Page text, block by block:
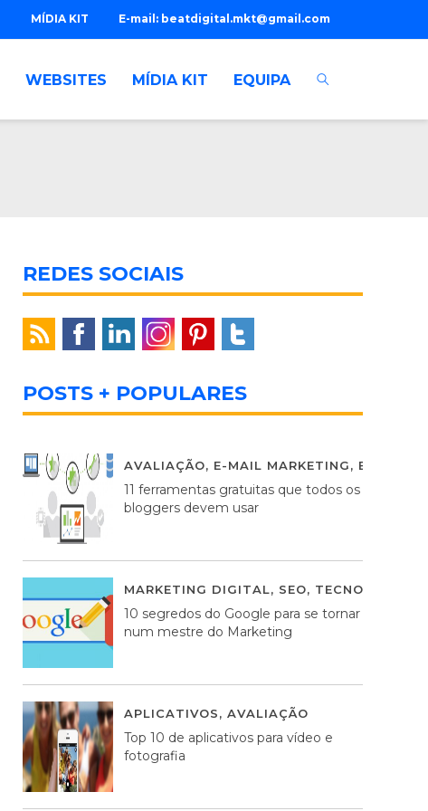
E-mail: beatdigital.mkt@gmail.com
MÍDIA KIT
WEBSITES MÍDIA KIT EQUIPA
REDES SOCIAIS
POSTS + POPULARES
AVALIAÇÃO, E-MAIL MARKETING,
11 ferramentas gratuitas que todos os
bloggers devem usar
MARKETING DIGITAL, SEO, TECNOLOGIA
10 segredos do Google para se tornar
num mestre do Marketing
APLICATIVOS, AVALIAÇÃO
Top 10 de aplicativos para vídeo e
fotografia